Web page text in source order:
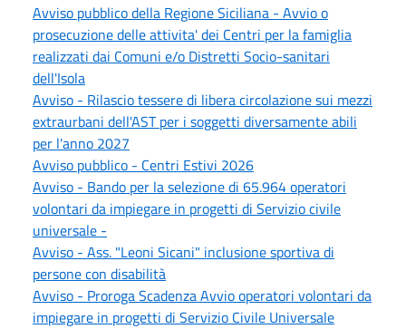
Avviso pubblico della Regione Siciliana - Avvio o
prosecuzione delle attivita' dei Centri per la famiglia
realizzati dai Comuni e/o Distretti Socio-sanitari
dell'Isola
Avviso - Rilascio tessere di libera circolazione sui mezzi
extraurbani dell'AST per i soggetti diversamente abili
per l'anno 2027
Avviso pubblico - Centri Estivi 2026
Avviso - Bando per la selezione di 65.964 operatori
volontari da impiegare in progetti di Servizio civile
universale -
Avviso - Ass. "Leoni Sicani" inclusione sportiva di
persone con disabilità
Avviso - Proroga Scadenza Avvio operatori volontari da
impiegare in progetti di Servizio Civile Universale